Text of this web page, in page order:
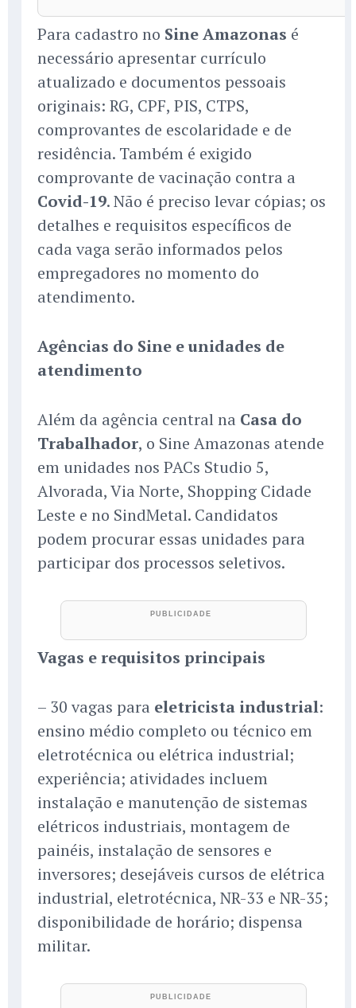
Para cadastro no Sine Amazonas é
necessário apresentar currículo
atualizado e documentos pessoais
originais: RG, CPF, PIS, CTPS,
comprovantes de escolaridade e de
residência. Também é exigido
comprovante de vacinação contra a
Covid-19. Não é preciso levar cópias; os
detalhes e requisitos específicos de
cada vaga serão informados pelos
empregadores no momento do
atendimento.
Agências do Sine e unidades de
atendimento
Além da agência central na Casa do
Trabalhador, o Sine Amazonas atende
em unidades nos PACs Studio 5,
Alvorada, Via Norte, Shopping Cidade
Leste e no SindMetal. Candidatos
podem procurar essas unidades para
participar dos processos seletivos.
Vagas e requisitos principais
– 30 vagas para eletricista industrial:
ensino médio completo ou técnico em
eletrotécnica ou elétrica industrial;
experiência; atividades incluem
instalação e manutenção de sistemas
elétricos industriais, montagem de
painéis, instalação de sensores e
inversores; desejáveis cursos de elétrica
industrial, eletrotécnica, NR-33 e NR-35;
disponibilidade de horário; dispensa
militar.